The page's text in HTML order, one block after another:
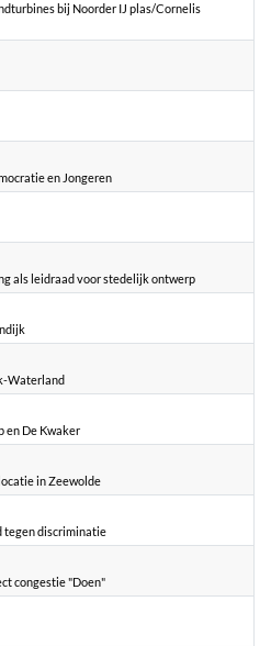
bij Noorder IJ plas/Cornelis
en Jongeren
als leidraad voor stedelijk ontwerp
Waterland
en De Kwaker
in Zeewolde
tegen discriminatie
congestie "Doen"